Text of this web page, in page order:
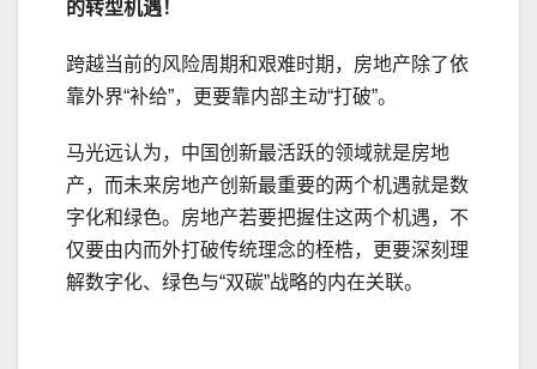
的转型机遇！
跨越当前的风险周期和艰难时期，房地产除了依
靠外界“补给”，更要靠内部主动“打破”。
马光远认为，中国创新最活跃的领域就是房地
产，而未来房地产创新最重要的两个机遇就是数
字化和绿色。房地产若要把握住这两个机遇，不
仅要由内而外打破传统理念的桎梏，更要深刻理
解数字化、绿色与“双碳”战略的内在关联。